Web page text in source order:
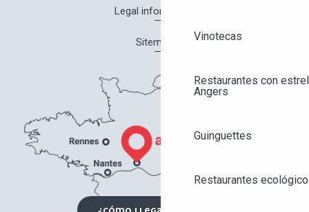
Vinotecas
Restaurantes con
Angers
Guinguettes
Restaurantes
Legal information
Sitemap